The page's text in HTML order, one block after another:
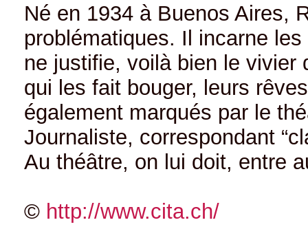
Né en 1934 à Buenos Aires,
problématiques. Il incarne
ne justifie, voilà bien le vivier
qui les fait bouger, leurs
également marqués par le
Journaliste, correspondant
Au théâtre, on lui doit, entre
© http://www.cita.ch/